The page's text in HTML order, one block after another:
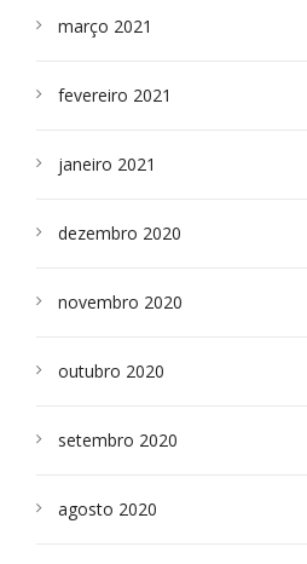
março 2021
fevereiro 2021
janeiro 2021
dezembro 2020
novembro 2020
outubro 2020
setembro 2020
agosto 2020